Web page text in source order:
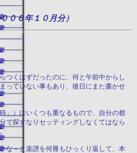
０６年１０月分）
つくはずだったのに、何と午前中からし
っていない事もあり、後日にまた書かせ
」）はいくつも重なるもので、自分の都
で探すなりセッティングしなくてはなら
な～と楽譜を何冊もひっくり返して、本